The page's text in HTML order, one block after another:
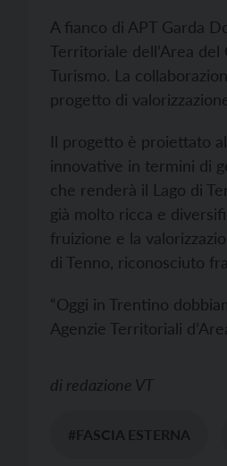
A fianco di APT Garda
Territoriale dell’Area
Turismo. La
progetto di
Il progetto è proiettato
innovative in termini di
che renderà il Lago di
già molto ricca e
fruizione e la
di Tenno, riconosciuto
“Oggi in Trentino
Agenzie Territoriali
di redazione VT
#FASCIA ESTERNA